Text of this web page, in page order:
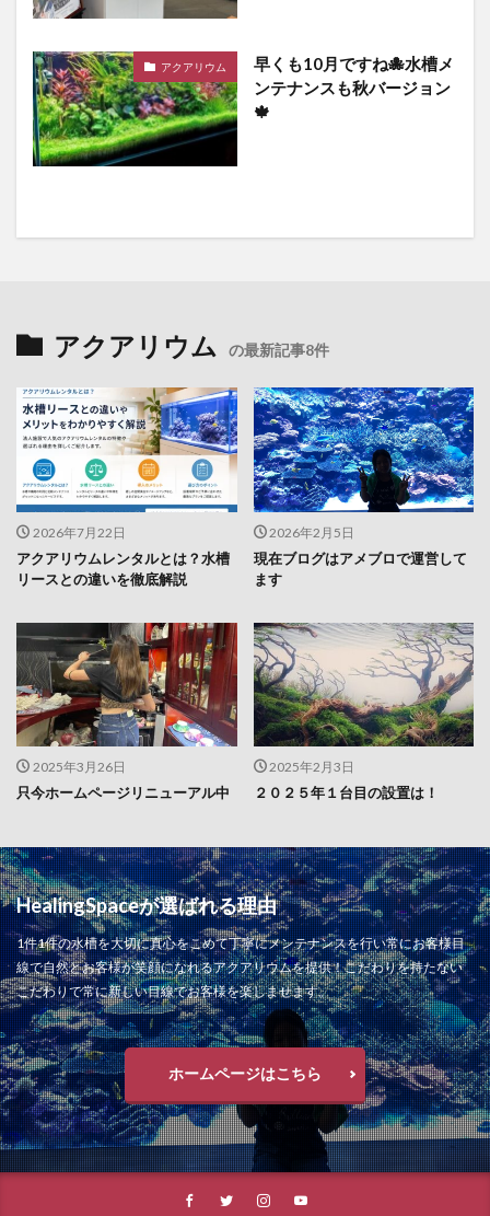
アクアリウム
早くも10月ですね🐙水槽メ
ンテナンスも秋バージョン
🍁
アクアリウム の最新記事8件
2026年7月22日
アクアリウムレンタルとは？水槽
リースとの違いを徹底解説
2026年2月5日
現在ブログはアメブロで運営して
ます
2025年3月26日
只今ホームページリニューアル中
2025年2月3日
２０２５年１台目の設置は！
HealingSpaceが選ばれる理由
1件1件の水槽を大切に真心をこめて丁寧にメンテナンスを行い常にお客様目
線で自然とお客様が笑顔になれるアクアリウムを提供！こだわりを持たない
こだわりで常に新しい目線でお客様を楽しませます。
ホームページはこちら